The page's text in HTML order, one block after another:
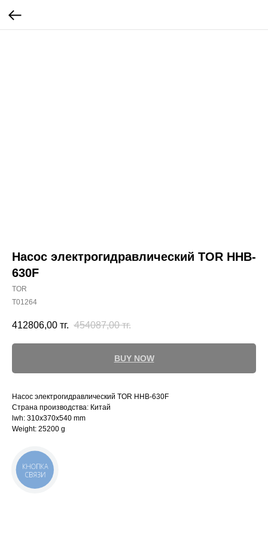
Насос электрогидравлический TOR HHB-
630F
TOR
T01264
412806,00 тг. 454087,00 тг.
BUY NOW
Насос электрогидравлический TOR HHB-630F
Страна производства: Китай
lwh: 310x370x540 mm
Weight: 25200 g
КНОПКА
СВЯЗИ